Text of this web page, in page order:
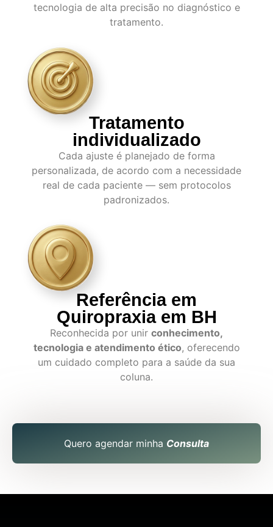
tecnologia de alta precisão no diagnóstico e
tratamento.
Tratamento
individualizado
Cada ajuste é planejado de forma
personalizada, de acordo com a necessidade
real de cada paciente — sem protocolos
padronizados.
Referência em
Quiropraxia em BH
Reconhecida por unir conhecimento,
tecnologia e atendimento ético, oferecendo
um cuidado completo para a saúde da sua
coluna.
Quero agendar minha Consulta